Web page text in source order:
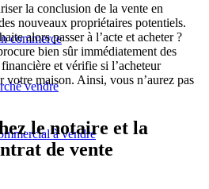
commerce
vendre
à vendre
la conclusion de la vente en
nouveaux propriétaires potentiels.
alors passer à l’acte et acheter ?
bien sûr immédiatement des
et vérifie si l’acheteur
votre maison. Ainsi, vous n’aurez pas
le notaire et la
de vente